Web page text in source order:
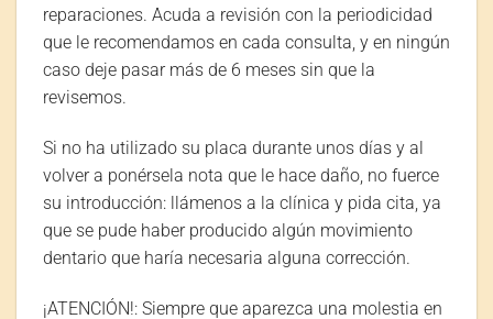
reparaciones. Acuda a revisión con la periodicidad
que le recomendamos en cada consulta, y en ningún
caso deje pasar más de 6 meses sin que la
revisemos.
Si no ha utilizado su placa durante unos días y al
volver a ponérsela nota que le hace daño, no fuerce
su introducción: llámenos a la clínica y pida cita, ya
que se pude haber producido algún movimiento
dentario que haría necesaria alguna corrección.
¡ATENCIÓN!: Siempre que aparezca una molestia en